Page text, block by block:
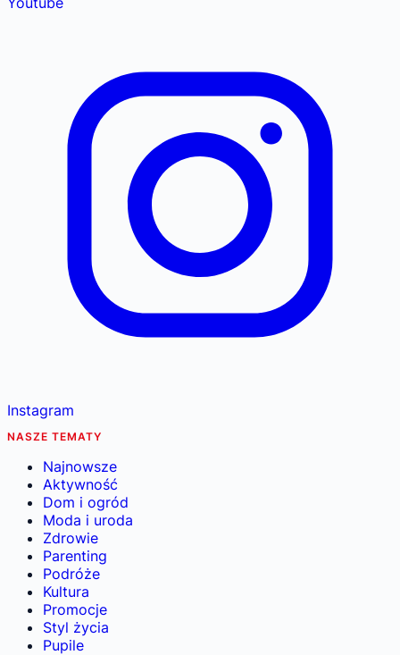
Instagram
NASZE TEMATY
Najnowsze
Aktywność
Dom i ogród
Moda i uroda
Zdrowie
Parenting
Podróże
Kultura
Promocje
Styl życia
Pupile